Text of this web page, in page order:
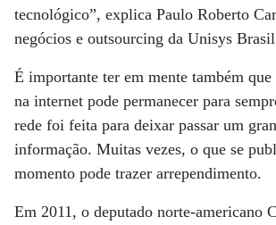
tecnológico”, explica Paulo Roberto
negócios e outsourcing da Unisys
É importante ter em mente também
na internet pode permanecer para
rede foi feita para deixar passar um
informação. Muitas vezes, o que se
momento pode trazer arrependimento.
Em 2011, o deputado norte-americano